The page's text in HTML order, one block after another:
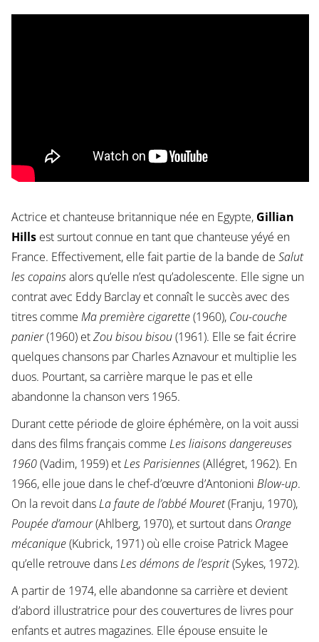
Actrice et chanteuse britannique née en Egypte, Gillian
Hills est surtout connue en tant que chanteuse yéyé en
France. Effectivement, elle fait partie de la bande de Salut
les copainsalors qu’elle n’est qu’adolescente. Elle signe un
contrat avec Eddy Barclay et connaît le succès avec des
titres comme Ma première cigarette(1960), Cou-couche
panier(1960) etZou bisou bisou(1961). Elle se fait écrire
quelques chansons par Charles Aznavour et multiplie les
duos. Pourtant, sa carrière marque le pas et elle
abandonne la chanson vers 1965.
Durant cette période de gloire éphémère, on la voit aussi
dans des films français comme Les liaisons dangereuses
1960(Vadim, 1959) etLes Parisiennes(Allégret, 1962). En
1966, elle joue dans le chef-d’œuvre d’Antonioni Blow-up.
On la revoit dansLa faute de l’abbé Mouret(Franju, 1970),
Poupée d’amour(Ahlberg, 1970), et surtout dans Orange
mécanique(Kubrick, 1971) où elle croise Patrick Magee
qu’elle retrouve dansLes démons de l’esprit(Sykes, 1972).
A partir de 1974, elle abandonne sa carrière et devient
d’abord illustratrice pour des couvertures de livres pour
enfants et autres magazines. Elle épouse ensuite le